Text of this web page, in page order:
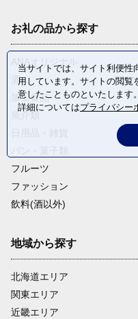
お礼の品から探す
ANAオリジナル
酒
加工食品
魚介類
フルーツ
ファッション
飲料(酒以外)
地域から探す
北海道エリア
関東エリア
近畿エリア
当サイトでは、サイト利便性
用しています。サイトの閲覧
意したことものといたします。
詳細についてはプライバシー